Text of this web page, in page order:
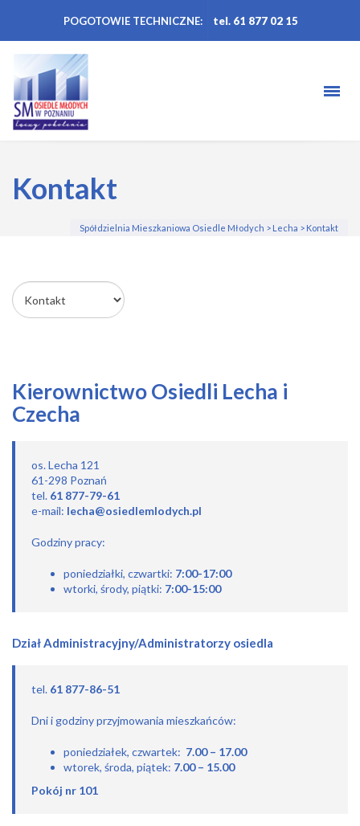
POGOTOWIE TECHNICZNE: tel. 61 877 02 15
Kontakt
Spółdzielnia Mieszkaniowa Osiedle Młodych > Lecha > Kontakt
Kierownictwo Osiedli Lecha i
Czecha
os. Lecha 121
61-298 Poznań
tel. 61 877-79-61
e-mail: lecha@osiedlemlodych.pl
Godziny pracy:
poniedziałki, czwartki: 7:00-17:00
wtorki, środy, piątki: 7:00-15:00
Dział Administracyjny/Administratorzy osiedla
tel. 61 877-86-51
Dni i godziny przyjmowania mieszkańców:
poniedziałek, czwartek: 7.00 – 17.00
wtorek, środa, piątek: 7.00 – 15.00
Pokój nr 101